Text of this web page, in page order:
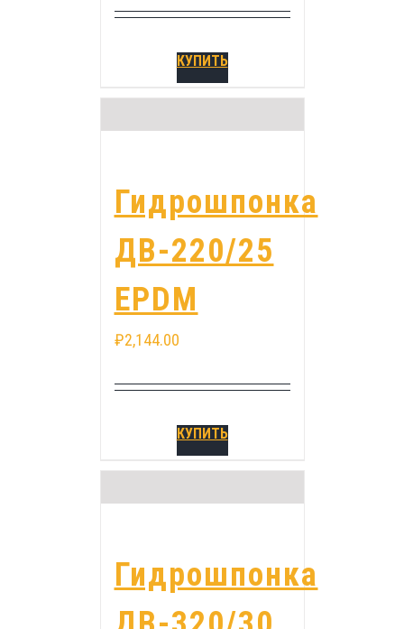
КУПИТЬ
Гидрошпонка
ДВ-220/25
EPDM
₽2,144.00
КУПИТЬ
Гидрошпонка